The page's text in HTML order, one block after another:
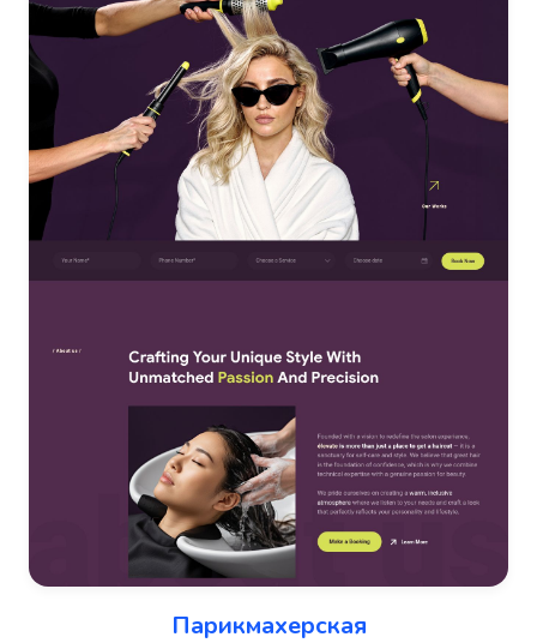
Парикмахерская